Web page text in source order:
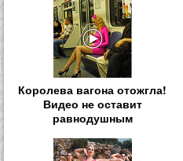
Королева вагона отожгла!
Видео не оставит
равнодушным